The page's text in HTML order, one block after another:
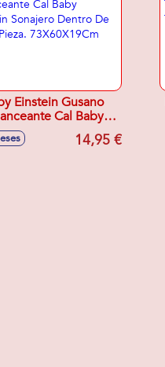
Einstein Gusano
Cal Baby
Sonajero Dentro
De Cada Pieza.14,95 €